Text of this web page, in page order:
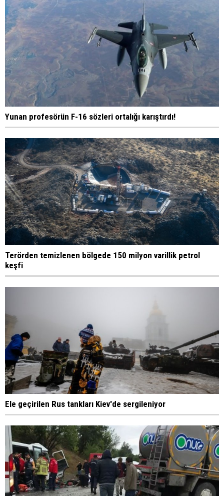
Yunan profesörün F-16 sözleri ortalığı karıştırdı!
Terörden temizlenen bölgede 150 milyon varillik petrol
keşfi
Ele geçirilen Rus tankları Kiev'de sergileniyor